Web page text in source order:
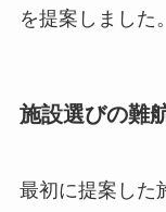
を提案しました。
施設選びの難
最初に提案した